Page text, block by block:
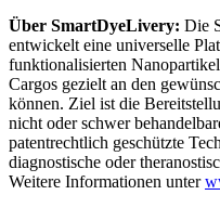
Über SmartDyeLivery: Die
entwickelt eine universelle
funktionalisierten
Cargos gezielt an den
können. Ziel ist die
nicht oder schwer
patentrechtlich geschützte
diagnostische oder
Weitere Informationen unter